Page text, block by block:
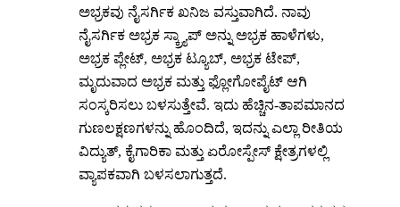
ಅಭ್ರಕವು ನೈಸರ್ಗಿಕ ಖನಿಜ ವಸ್ತುವಾಗಿದೆ. ನಾವು
ನೈಸರ್ಗಿಕ ಅಭ್ರಕ ಸ್ಕ್ರ್ಯಾಪ್ ಅನ್ನು ಅಭ್ರಕ ಹಾಳೆಗಳು,
ಅಭ್ರಕ ಪ್ಲೇಟ್, ಅಭ್ರಕ ಟ್ಯೂಬ್, ಅಭ್ರಕ ಟೇಪ್,
ಮೃದುವಾದ ಅಭ್ರಕ ಮತ್ತು ಫ್ಲೋಗೋಪೈಟ್ ಆಗಿ
ಸಂಸ್ಕರಿಸಲು ಬಳಸುತ್ತೇವೆ. ಇದು ಹೆಚ್ಚಿನ-ತಾಪಮಾನದ
ಗುಣಲಕ್ಷಣಗಳನ್ನು ಹೊಂದಿದೆ, ಇದನ್ನು ಎಲ್ಲಾ ರೀತಿಯ
ವಿದ್ಯುತ್, ಕೈಗಾರಿಕಾ ಮತ್ತು ಏರೋಸ್ಪೇಸ್ ಕ್ಷೇತ್ರಗಳಲ್ಲಿ
ವ್ಯಾಪಕವಾಗಿ ಬಳಸಲಾಗುತ್ತದೆ.